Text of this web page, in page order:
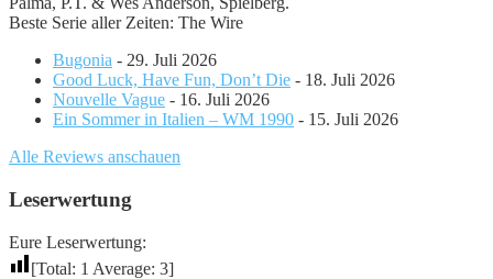
Beste Serie aller Zeiten: The Wire
Bugonia - 29. Juli 2026
Good Luck, Have Fun, Don’t Die - 18. Juli 2026
Nouvelle Vague - 16. Juli 2026
Ein Sommer in Italien – WM 1990 - 15. Juli 2026
Alle Reviews anschauen
Leserwertung
Eure Leserwertung:
[Total: 1 Average: 3]